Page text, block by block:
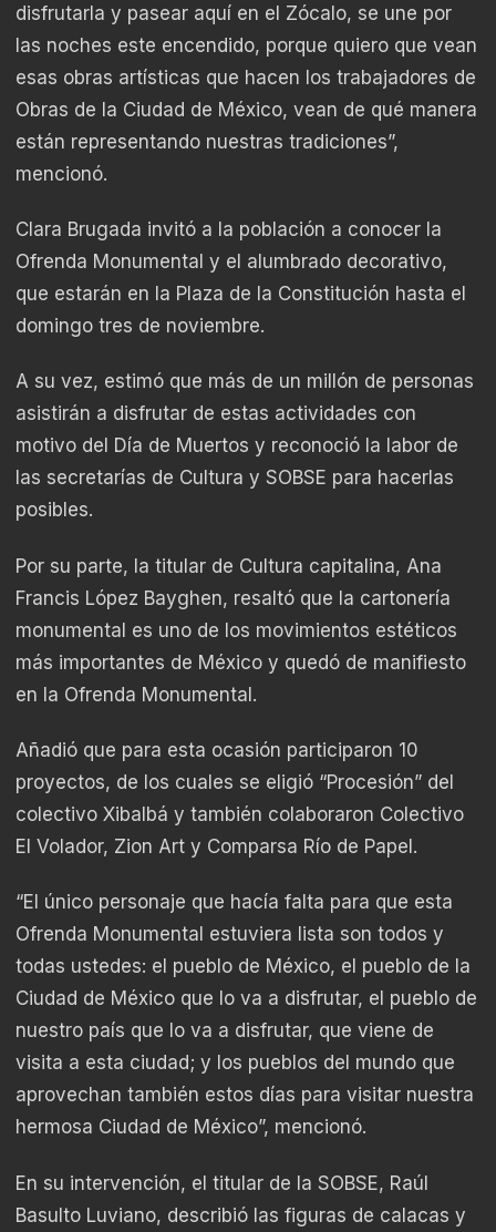
disfrutarla y pasear aquí en el Zócalo, se une por
las noches este encendido, porque quiero que vean
esas obras artísticas que hacen los trabajadores de
Obras de la Ciudad de México, vean de qué manera
están representando nuestras tradiciones”,
mencionó.
Clara Brugada invitó a la población a conocer la
Ofrenda Monumental y el alumbrado decorativo,
que estarán en la Plaza de la Constitución hasta el
domingo tres de noviembre.
A su vez, estimó que más de un millón de personas
asistirán a disfrutar de estas actividades con
motivo del Día de Muertos y reconoció la labor de
las secretarías de Cultura y SOBSE para hacerlas
posibles.
Por su parte, la titular de Cultura capitalina, Ana
Francis López Bayghen, resaltó que la cartonería
monumental es uno de los movimientos estéticos
más importantes de México y quedó de manifiesto
en la Ofrenda Monumental.
Añadió que para esta ocasión participaron 10
proyectos, de los cuales se eligió “Procesión” del
colectivo Xibalbá y también colaboraron Colectivo
El Volador, Zion Art y Comparsa Río de Papel.
“El único personaje que hacía falta para que esta
Ofrenda Monumental estuviera lista son todos y
todas ustedes: el pueblo de México, el pueblo de la
Ciudad de México que lo va a disfrutar, el pueblo de
nuestro país que lo va a disfrutar, que viene de
visita a esta ciudad; y los pueblos del mundo que
aprovechan también estos días para visitar nuestra
hermosa Ciudad de México”, mencionó.
En su intervención, el titular de la SOBSE, Raúl
Basulto Luviano, describió las figuras de calacas y